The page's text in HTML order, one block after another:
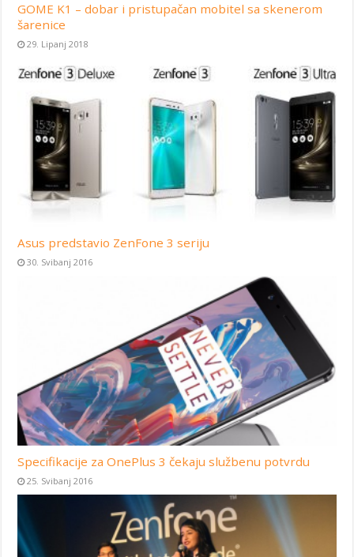
GOME K1 – dobar i pristupačan mobitel sa skenerom
šarenice
29. Lipanj 2018
Asus predstavio ZenFone 3 seriju
30. Svibanj 2016
Specifikacije za OnePlus 3 čekaju službenu potvrdu
25. Svibanj 2016